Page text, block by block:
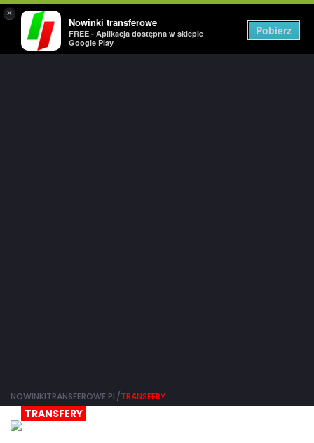
×
Nowinki transferowe
FREE - Aplikacja dostępna w sklepie
Google Play
Pobierz
NOWINKITRANSFEROWE.PL/TRANSFERY
TRANSFERY